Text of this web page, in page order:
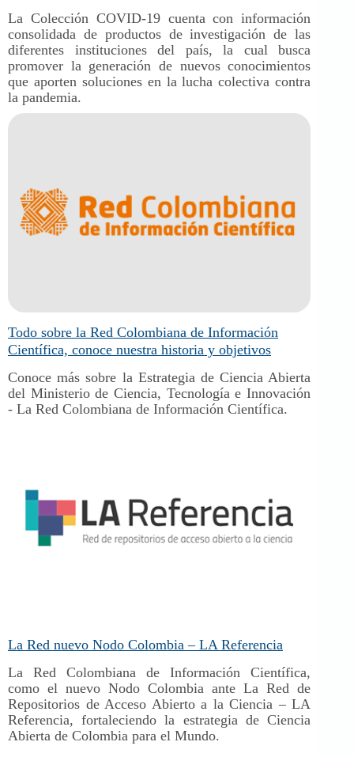
La Colección COVID-19 cuenta con información
consolidada de productos de investigación de las
diferentes instituciones del país, la cual busca
promover la generación de nuevos conocimientos
que aporten soluciones en la lucha colectiva contra
la pandemia.
Todo sobre la Red Colombiana de Información
Científica, conoce nuestra historia y objetivos
Conoce más sobre la Estrategia de Ciencia Abierta
del Ministerio de Ciencia, Tecnología e Innovación
- La Red Colombiana de Información Científica.
La Red nuevo Nodo Colombia – LA Referencia
La Red Colombiana de Información Científica,
como el nuevo Nodo Colombia ante La Red de
Repositorios de Acceso Abierto a la Ciencia – LA
Referencia, fortaleciendo la estrategia de Ciencia
Abierta de Colombia para el Mundo.